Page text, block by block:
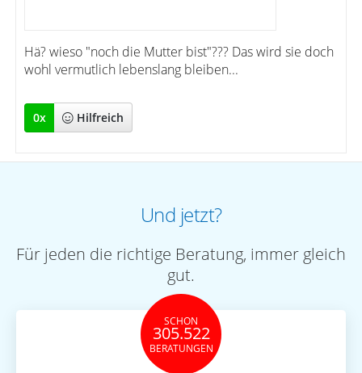
Hä? wieso "noch die Mutter bist"??? Das wird sie doch
wohl vermutlich lebenslang bleiben...
0x Hilfreich
Und jetzt?
Für jeden die richtige Beratung, immer gleich
gut.
SCHON
305.522
BERATUNGEN